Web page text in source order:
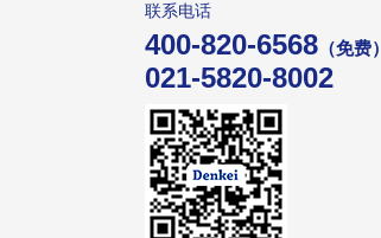
联系电话
400-820-6568 （免费）
021-5820-8002